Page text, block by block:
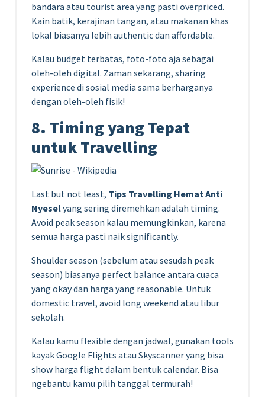
bandara atau tourist area yang pasti overpriced.
Kain batik, kerajinan tangan, atau makanan khas
lokal biasanya lebih authentic dan affordable.
Kalau budget terbatas, foto-foto aja sebagai
oleh-oleh digital. Zaman sekarang, sharing
experience di sosial media sama berharganya
dengan oleh-oleh fisik!
8. Timing yang Tepat
untuk Travelling
Last but not least, Tips Travelling Hemat Anti
Nyeselyang sering diremehkan adalah timing.
Avoid peak season kalau memungkinkan, karena
semua harga pasti naik significantly.
Shoulder season (sebelum atau sesudah peak
season) biasanya perfect balance antara cuaca
yang okay dan harga yang reasonable. Untuk
domestic travel, avoid long weekend atau libur
sekolah.
Kalau kamu flexible dengan jadwal, gunakan tools
kayak Google Flights atau Skyscanner yang bisa
show harga flight dalam bentuk calendar. Bisa
ngebantu kamu pilih tanggal termurah!